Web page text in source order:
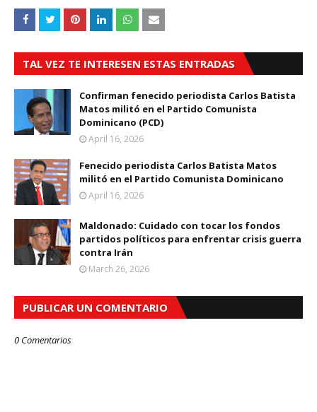
TAL VEZ TE INTERESEN ESTAS ENTRADAS
Confirman fenecido periodista Carlos Batista
Matos militó en el Partido Comunista
Dominicano (PCD)
April 16, 2026
Fenecido periodista Carlos Batista Matos
militó en el Partido Comunista Dominicano
April 16, 2026
Maldonado: Cuidado con tocar los fondos
partidos políticos para enfrentar crisis guerra
contra Irán
March 26, 2026
PUBLICAR UN COMENTARIO
0 Comentarios